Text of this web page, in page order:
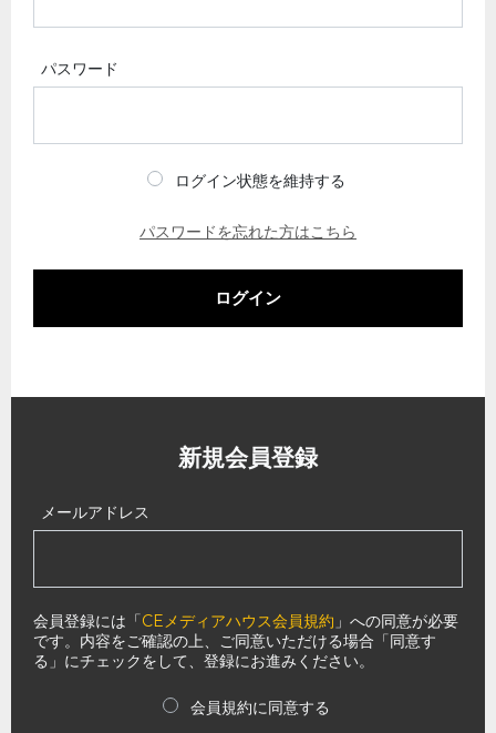
パスワード
ログイン状態を維持する
パスワードを忘れた方はこちら
ログイン
新規会員登録
メールアドレス
会員登録には「CEメディアハウス会員規約 」への同意が必要
です。内容をご確認の上、ご同意いただける場合「同意す
る」にチェックをして、登録にお進みください。
会員規約に同意する